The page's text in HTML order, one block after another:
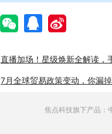
直播加场！星级焕新全解读，
7月全球贸易政策变动，你漏
焦点科技旗下产品：